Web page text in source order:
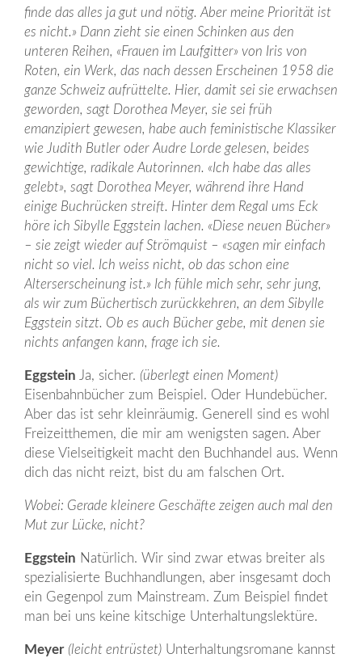
finde das alles ja gut und nötig. Aber meine Priorität ist
es nicht.» Dann zieht sie einen Schinken aus den
unteren Reihen, «Frauen im Laufgitter» von Iris von
Roten, ein Werk, das nach dessen Erscheinen 1958 die
ganze Schweiz aufrüttelte. Hier, damit sei sie erwachsen
geworden, sagt Dorothea Meyer, sie sei früh
emanzipiert gewesen, habe auch feministische Klassiker
wie Judith Butler oder Audre Lorde gelesen, beides
gewichtige, radikale Autorinnen. «Ich habe das alles
gelebt», sagt Dorothea Meyer, während ihre Hand
einige Buchrücken streift. Hinter dem Regal ums Eck
höre ich Sibylle Eggstein lachen. «Diese neuen Bücher»
– sie zeigt wieder auf Strömquist – «sagen mir einfach
nicht so viel. Ich weiss nicht, ob das schon eine
Alterserscheinung ist.» Ich fühle mich sehr, sehr jung,
als wir zum Büchertisch zurückkehren, an dem Sibylle
Eggstein sitzt. Ob es auch Bücher gebe, mit denen sie
nichts anfangen kann, frage ich sie.
Eggstein Ja, sicher. (überlegt einen Moment)
Eisenbahnbücher zum Beispiel. Oder Hundebücher.
Aber das ist sehr kleinräumig. Generell sind es wohl
Freizeitthemen, die mir am wenigsten sagen. Aber
diese Vielseitigkeit macht den Buchhandel aus. Wenn
dich das nicht reizt, bist du am falschen Ort.
Wobei: Gerade kleinere Geschäfte zeigen auch mal den
Mut zur Lücke, nicht?
Eggstein Natürlich. Wir sind zwar etwas breiter als
spezialisierte Buchhandlungen, aber insgesamt doch
ein Gegenpol zum Mainstream. Zum Beispiel findet
man bei uns keine kitschige Unterhaltungslektüre.
Meyer (leicht entrüstet) Unterhaltungsromane kannst